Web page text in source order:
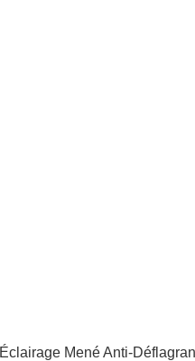
Éclairage Mené Anti-